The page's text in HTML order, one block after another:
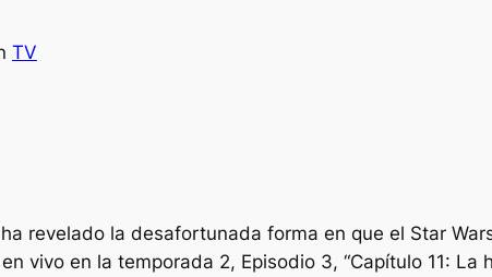
TV
revelado la desafortunada forma en que el Star
vivo en la temporada 2, Episodio 3, “Capítulo 11: La